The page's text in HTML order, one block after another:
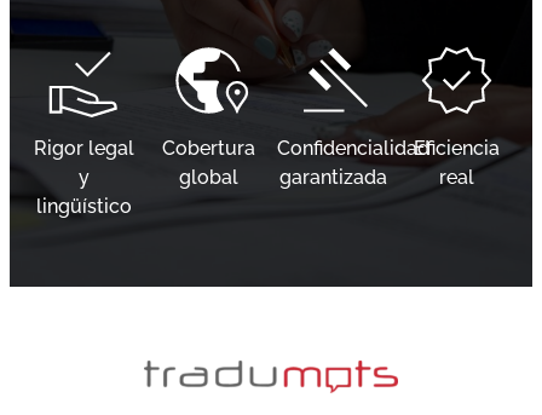
Rigor legal
y
lingüístico
Cobertura
global
Confidencialidad
garantizada
Eficiencia
real